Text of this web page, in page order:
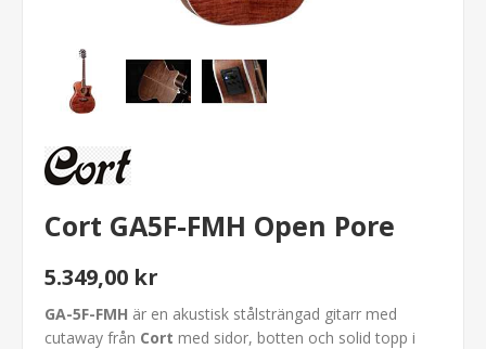
Cort GA5F-FMH Open Pore
5.349,00 kr
GA-5F-FMH är en akustisk stålsträngad gitarr med
cutaway från Cort med sidor, botten och solid topp i